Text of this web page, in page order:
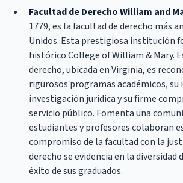
Facultad de Derecho William and
1779, es la facultad de derecho más
Unidos. Esta prestigiosa institución
histórico College of William & Mary.
derecho, ubicada en Virginia, es
rigurosos programas académicos, su
investigación jurídica y su firme
servicio público. Fomenta una
estudiantes y profesores colaboran
compromiso de la facultad con la
derecho se evidencia en la diversidad
éxito de sus graduados.